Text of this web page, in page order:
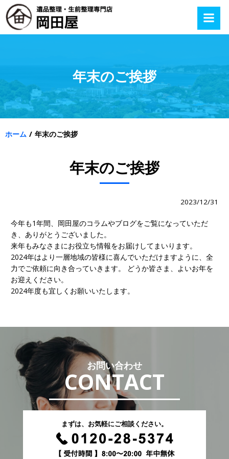
ス
キ
ッ
プ
年末のご挨拶
ホーム 年末のご挨拶
年末のご挨拶
2023/12/31
今年も1年間、岡田屋のコラムやブログをご覧になっていただ
き、ありがとうございました。
来年もみなさまにお役立ち情報をお届けしてまいります。
2024年はより一層地域の皆様に喜んでいただけますように、全
力でご依頼に向き合っていきます。 どうか皆さま、よいお年を
お迎えください。
2024年度も宜しくお願いいたします。
お問い合わせ
CONTACT
まずは、お気軽にご相談ください。